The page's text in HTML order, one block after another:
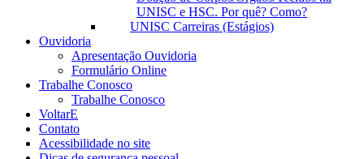
UNISC e HSC. Por quê? Como?
UNISC Carreiras (Estágios)
Ouvidoria
Apresentação Ouvidoria
Formulário Online
Trabalhe Conosco
Trabalhe Conosco
VoltarE
Contato
Acessibilidade no site